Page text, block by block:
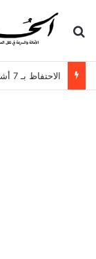
بحث عن
الاحتفاظ بـ 7 أشخاص متهمين في بث اشاعة حرق سجن المسعدين